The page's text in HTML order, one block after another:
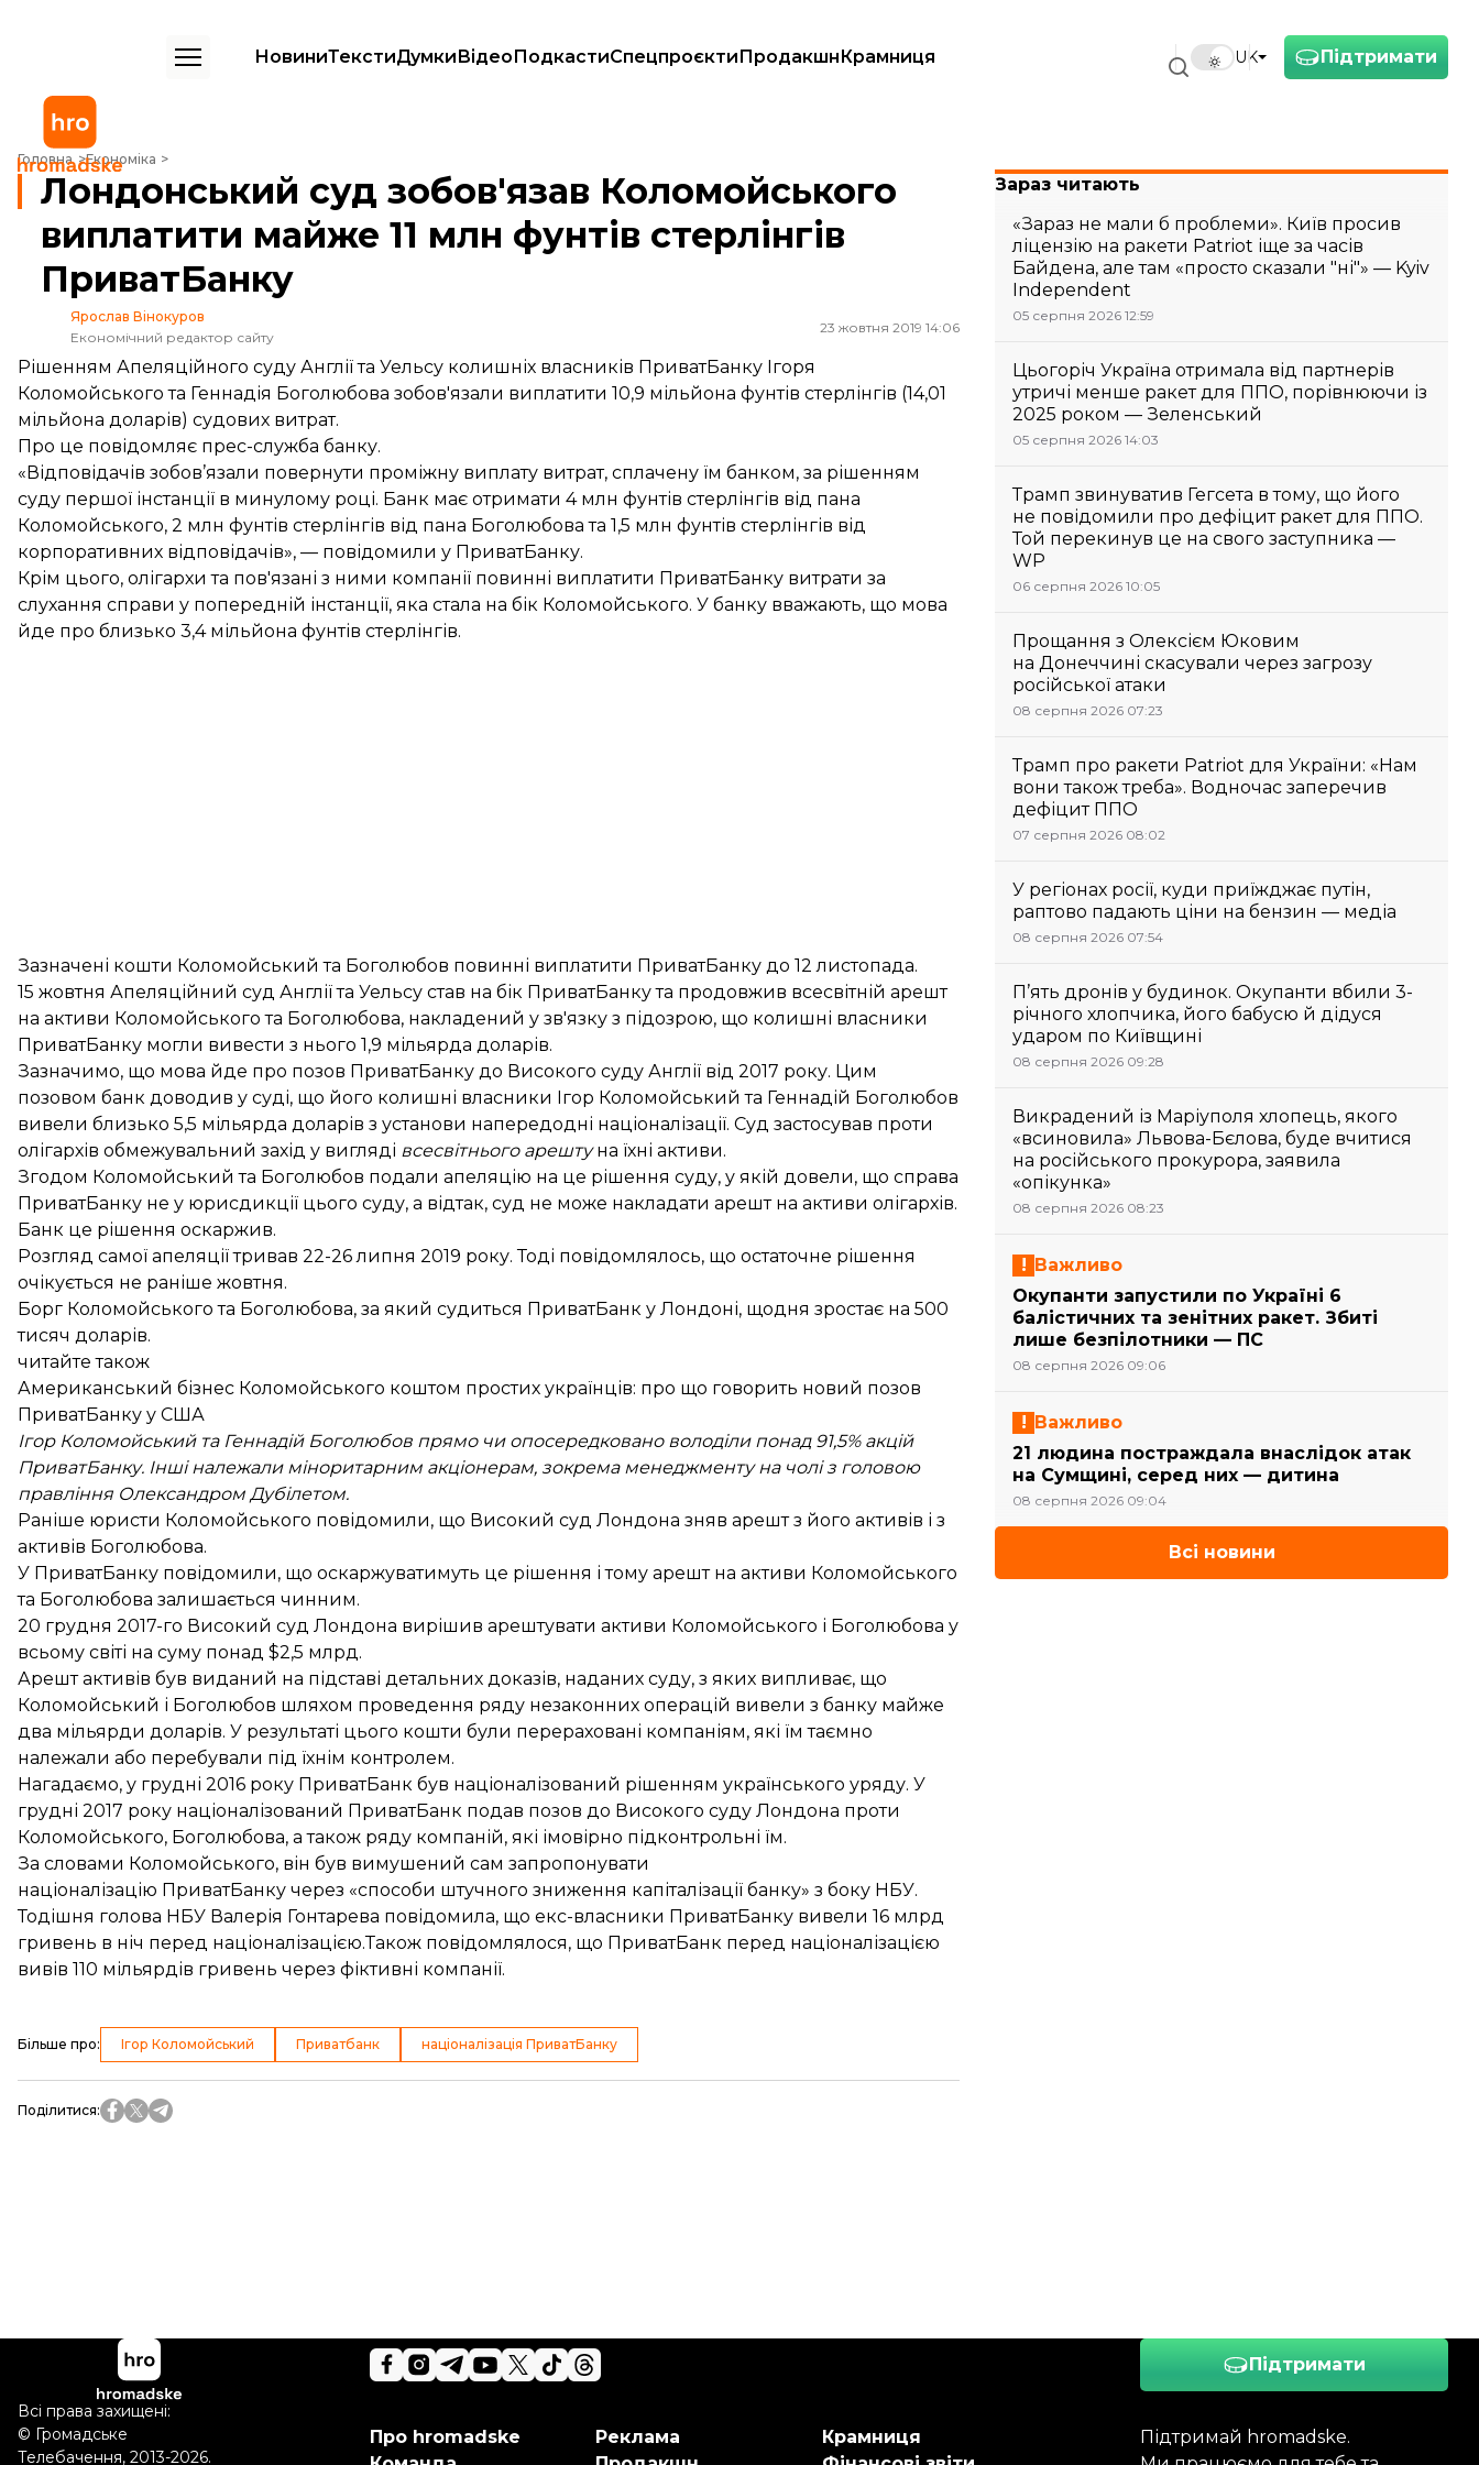
Підтримати
UK
НовиниТекстиДумкиВідеоПодкастиСпецпроєктиПродакшнКрамниця
Головна Економіка
Лондонський суд зобов'язав Коломойського виплатити майже 11 млн фунтів стерлінгів ПриватБанку
Лондонський суд зобов'язав Коломойського
виплатити майже 11 млн фунтів стерлінгів
ПриватБанку
Ярослав Вінокуров
Економічний редактор сайту
23 жовтня 2019 14:06
Рішенням Апеляційного суду Англії та Уельсу колишніх власників ПриватБанку Ігоря
Коломойського та Геннадія Боголюбова зобов'язали виплатити 10,9 мільйона фунтів стерлінгів (14,01
мільйона доларів) судових витрат.
Про це повідомляє прес-служба банку.
«Відповідачів зобов’язали повернути проміжну виплату витрат, сплачену їм банком, за рішенням
суду першої інстанції в минулому році. Банк має отримати 4 млн фунтів стерлінгів від пана
Коломойського, 2 млн фунтів стерлінгів від пана Боголюбова та 1,5 млн фунтів стерлінгів від
корпоративних відповідачів», — повідомили у ПриватБанку.
Крім цього, олігархи та пов'язані з ними компанії повинні виплатити ПриватБанку витрати за
слухання справи у попередній інстанції, яка стала на бік Коломойського. У банку вважають, що мова
йде про близько 3,4 мільйона фунтів стерлінгів.
Зазначені кошти Коломойський та Боголюбов повинні виплатити ПриватБанку до 12 листопада.
15 жовтня Апеляційний суд Англії та Уельсу став на бік ПриватБанкута продовжив всесвітній арешт
на активи Коломойського та Боголюбова, накладений у зв'язку з підозрою, що колишні власники
ПриватБанку могли вивести з нього 1,9 мільярда доларів.
Зазначимо, що мова йде про позов ПриватБанку до Високого суду Англії від 2017 року. Цим
позовом банк доводив у суді, що його колишні власники Ігор Коломойський та Геннадій Боголюбов
вивели близько 5,5 мільярда доларів з установи напередодні націоналізації. Суд застосував проти
олігархів обмежувальний захід у вигляді всесвітнього арештуна їхні активи.
Згодом Коломойський та Боголюбов подали апеляцію на це рішення суду, у якій довели, що справа
ПриватБанку не у юрисдикції цього суду, а відтак, суд не може накладати арешт на активи олігархів.
Банк це рішення оскаржив.
Розгляд самої апеляціїтривав 22-26 липня 2019 року. Тоді повідомлялось, що остаточне рішення
очікується не раніше жовтня.
Борг Коломойського та Боголюбова, за який судиться ПриватБанк у Лондоні, щодня зростає на 500
тисяч доларів.
читайте також
Американський бізнес Коломойського коштом простих українців: про що говорить новий позов
ПриватБанку у США
Ігор Коломойський та Геннадій Боголюбов прямо чи опосередковано володіли понад 91,5% акцій
ПриватБанку. Інші належали міноритарним акціонерам, зокрема менеджменту на чолі з головою
правління Олександром Дубілетом.
Раніше юристи Коломойського повідомили, що Високий суд Лондона зняв арештз його активів і з
активів Боголюбова.
У ПриватБанку повідомили, що оскаржуватимуть це рішення і тому арешт на активи Коломойського
та Боголюбова залишається чинним.
20 грудня 2017-го Високий суд Лондона вирішив арештувати активи Коломойського і Боголюбова у
всьому світі на суму понад $2,5 млрд.
Арешт активів був виданий на підставі детальних доказів, наданих суду, з яких випливає, що
Коломойський і Боголюбов шляхом проведення ряду незаконних операцій вивели з банку майже
два мільярди доларів. У результаті цього кошти були перераховані компаніям, які їм таємно
належали або перебували під їхнім контролем.
Нагадаємо, у грудні 2016 року ПриватБанк був націоналізований рішенням українського уряду. У
грудні 2017 року націоналізований ПриватБанк подав позов до Високого суду Лондона проти
Коломойського, Боголюбова, а також ряду компаній, які імовірно підконтрольні їм.
За словами Коломойського, він був вимушений сам запропонувати
націоналізацію ПриватБанку через «способи штучного зниження капіталізації банку» з боку НБУ.
Тодішня голова НБУ Валерія Гонтарева повідомила, що екс-власники ПриватБанку вивели 16 млрд
гривень в ніч перед націоналізацією.Також повідомлялося, що ПриватБанк перед націоналізацією
вивів 110 мільярдів гривень через фіктивні компанії.
Більше про: Ігор Коломойський Приватбанк націоналізація ПриватБанку
Поділитися:
Зараз читають
«Зараз не мали б проблеми». Київ просив
ліцензію на ракети Patriot іще за часів
Байдена, але там «просто сказали "ні"» — Kyiv
Independent
05 серпня 2026 12:59
Цьогоріч Україна отримала від партнерів
утричі менше ракет для ППО, порівнюючи із
2025 роком — Зеленський
05 серпня 2026 14:03
Трамп звинуватив Гегсета в тому, що його
не повідомили про дефіцит ракет для ППО.
Той перекинув це на свого заступника —
WP
06 серпня 2026 10:05
Прощання з Олексієм Юковим
на Донеччині скасували через загрозу
російської атаки
08 серпня 2026 07:23
Трамп про ракети Patriot для України: «Нам
вони також треба». Водночас заперечив
дефіцит ППО
07 серпня 2026 08:02
У регіонах росії, куди приїжджає путін,
раптово падають ціни на бензин — медіа
08 серпня 2026 07:54
П’ять дронів у будинок. Окупанти вбили 3-
річного хлопчика, його бабусю й дідуся
ударом по Київщині
08 серпня 2026 09:28
Викрадений із Маріуполя хлопець, якого
«всиновила» Львова-Бєлова, буде вчитися
на російського прокурора, заявила
«опікунка»
08 серпня 2026 08:23
Важливо
Окупанти запустили по Україні 6
балістичних та зенітних ракет. Збиті
лише безпілотники — ПС
08 серпня 2026 09:06
Важливо
21 людина постраждала внаслідок атак
на Сумщині, серед них — дитина
08 серпня 2026 09:04
Всі новини
Підтримати
Підтримай hromadske.
Про hromadske
Реклама
Крамниця
Всі права захищені:
© Громадське
Телебачення, 2013-2026.